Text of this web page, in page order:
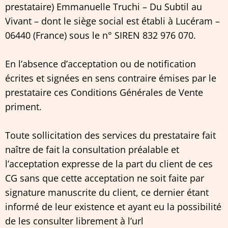
prestataire) Emmanuelle Truchi – Du Subtil au
Vivant – dont le siège social est établi à Lucéram –
06440 (France) sous le n° SIREN 832 976 070.
En l’absence d’acceptation ou de notification
écrites et signées en sens contraire émises par le
prestataire ces Conditions Générales de Vente
priment.
Toute sollicitation des services du prestataire fait
naître de fait la consultation préalable et
l’acceptation expresse de la part du client de ces
CG sans que cette acceptation ne soit faite par
signature manuscrite du client, ce dernier étant
informé de leur existence et ayant eu la possibilité
de les consulter librement à l’url